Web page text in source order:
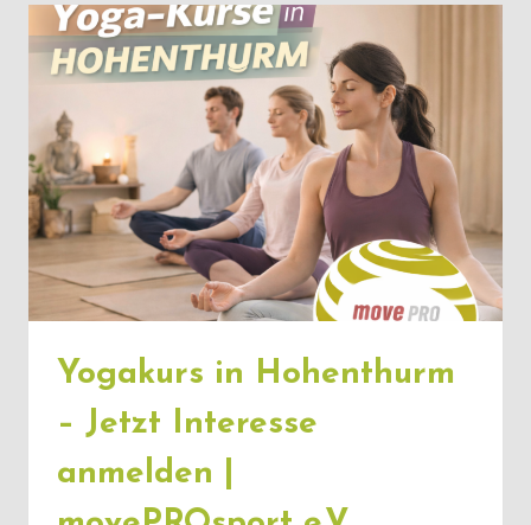
JETZT
INTERESSE
SICHERN
Yogakurs in Hohenthurm
– Jetzt Interesse
anmelden |